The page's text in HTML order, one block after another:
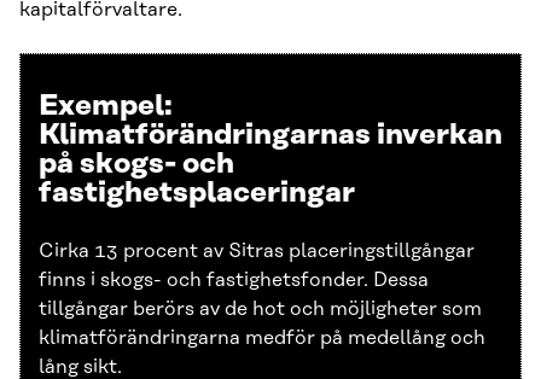
kapitalförvaltare.
Exempel:
Klimatförändringarnas inverkan
på skogs- och
fastighetsplaceringar
Cirka 13 procent av Sitras placeringstillgångar
finns i skogs- och fastighetsfonder. Dessa
tillgångar berörs av de hot och möjligheter som
klimatförändringarna medför på medellång och
lång sikt.